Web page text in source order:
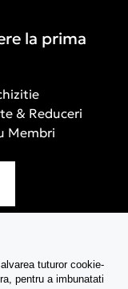
la prima
& Reduceri
Membri
tuturor cookie-
pentru a imbunatati